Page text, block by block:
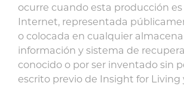
ocurre cuando esta producción es
Internet, representada
o colocada en cualquier
información y sistema de
conocido o por ser inventado sin
escrito previo de Insight for Living